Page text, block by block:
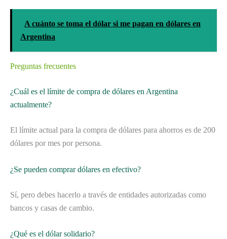
A cuánto se toma el dólar si me pagan en dólares en
Argentina
Preguntas frecuentes
¿Cuál es el límite de compra de dólares en Argentina
actualmente?
El límite actual para la compra de dólares para ahorros es de 200
dólares por mes por persona.
¿Se pueden comprar dólares en efectivo?
Sí, pero debes hacerlo a través de entidades autorizadas como
bancos y casas de cambio.
¿Qué es el dólar solidario?